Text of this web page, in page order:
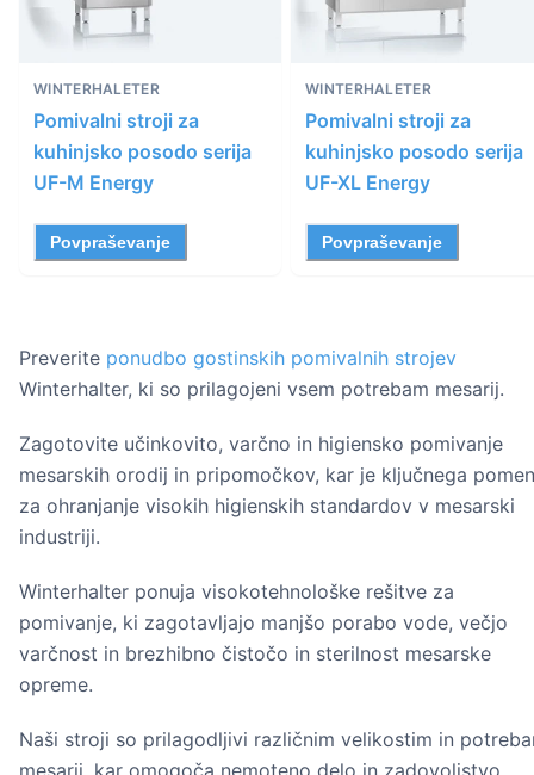
WINTERHALETER
Pomivalni stroji za
kuhinjsko posodo serija
UF-M Energy
Povpraševanje
WINTERHALETER
Pomivalni stroji za
kuhinjsko posodo serija
UF-XL Energy
Povpraševanje
Preverite ponudbo gostinskih pomivalnih strojev
Winterhalter, ki so prilagojeni vsem potrebam mesarij.
Zagotovite učinkovito, varčno in higiensko pomivanje
mesarskih orodij in pripomočkov, kar je ključnega
za ohranjanje visokih higienskih standardov v mesarski
industriji.
Winterhalter ponuja visokotehnološke rešitve za
pomivanje, ki zagotavljajo manjšo porabo vode, večjo
varčnost in brezhibno čistočo in sterilnost mesarske
opreme.
Naši stroji so prilagodljivi različnim velikostim in